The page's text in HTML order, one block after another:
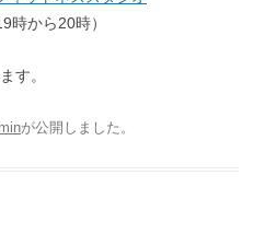
時から20時）
す。
が公開しました 。